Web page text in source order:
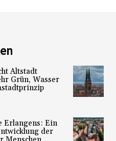
Altstadt
Grün, Wasser
Erlangens: Ein
der